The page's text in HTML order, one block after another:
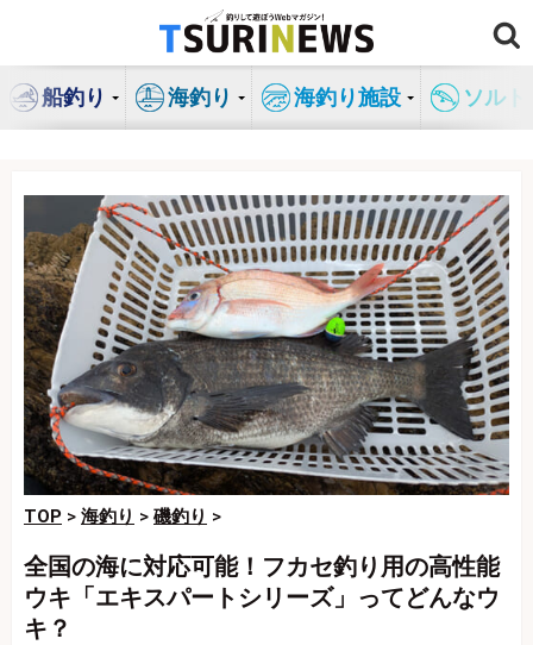
ン
船釣り 海釣り 海釣り施設 ソル
TOP > 海釣り > 磯釣り >
全国の海に対応可能！フカセ釣り用の高性能
ウキ「エキスパートシリーズ」ってどんなウ
キ？